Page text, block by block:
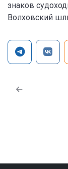
знаков
Волховский